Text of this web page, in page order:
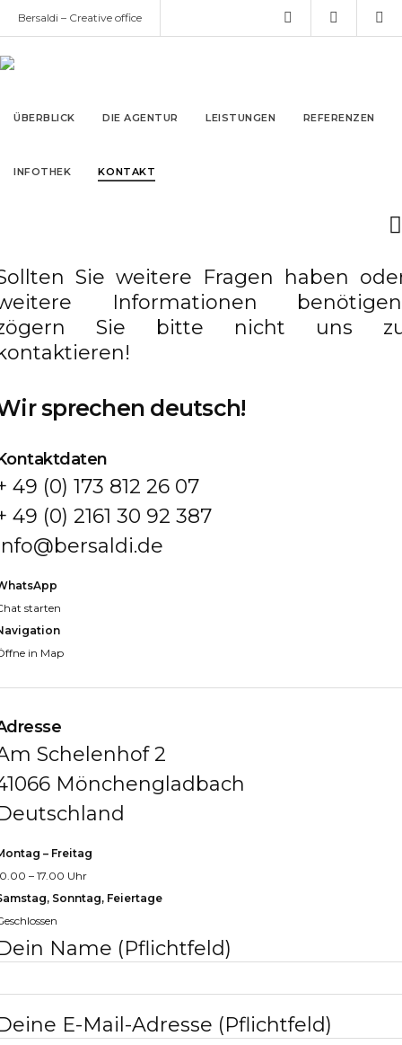
Bersaldi – Creative office
ÜBERBLICK DIE AGENTUR LEISTUNGEN REFERENZEN
IN­FO­THEK KONTAKT
KREIEREN
Sie weitere Fragen haben
Informationen
Sie bitte nicht uns
sprechen deutsch!
49 (0) 173 812 26 07
49 (0) 2161 30 92 387
starten
in Map
Schelenhof 2
Mönchengladbach
– Freitag
– 17.00 Uhr
Sonntag, Feiertage
Name (Pflichtfeld)
E-Mail-Adresse (Pflichtfeld)